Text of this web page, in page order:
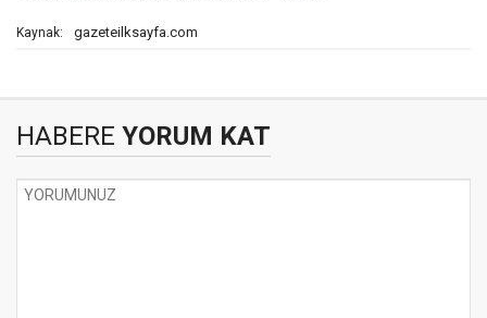
Kaynak: gazeteilksayfa.com
HABERE YORUM KAT